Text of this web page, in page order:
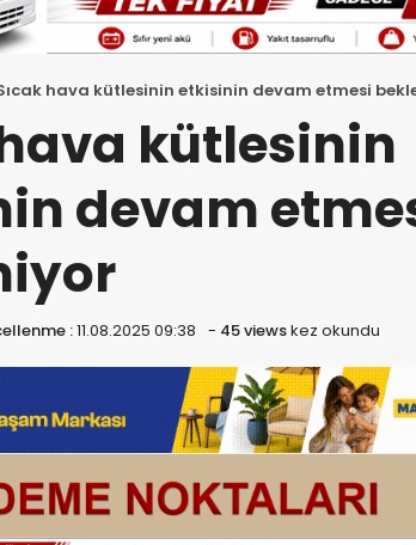
hava kütlesinin etkisinin devam etmesi
kütlesinin
devam
:11.08.2025 09:38 - 45 viewskez okundu